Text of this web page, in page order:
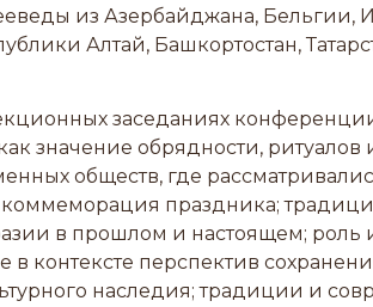
из Азербайджана, Бельгии,
Алтай, Башкортостан,
заседаниях
значение обрядности,
обществ, где
праздника;
в прошлом и настоящем; роль
в контексте перспектив
наследия; традиции и